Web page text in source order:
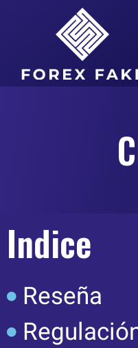
Indice
Reseña